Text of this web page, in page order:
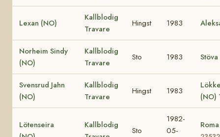
Lexan (NO)
Kallblodig
Travare
Hingst 1983
Norheim Sindy
(NO)
Kallblodig
Travare
Sto 1983
Svensrud Jahn
(NO)
Kallblodig
Travare
Hingst 1983
(NO)
Lötenseira
Kallblodig
Sto
1982-
05-